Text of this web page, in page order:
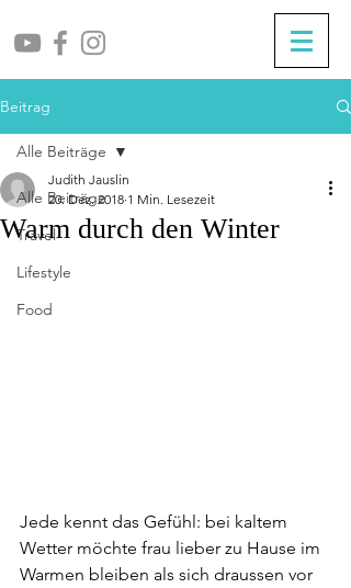
Beitrag
Alle Beiträge
Travel
Lifestyle
Food
Alle Beiträge
Warm durch den Winter
Judith Jauslin
20. Dez. 2018 1 Min. Lesezeit
Jede kennt das Gefühl: bei kaltem
Wetter möchte frau lieber zu Hause im
Warmen bleiben als sich draussen vor